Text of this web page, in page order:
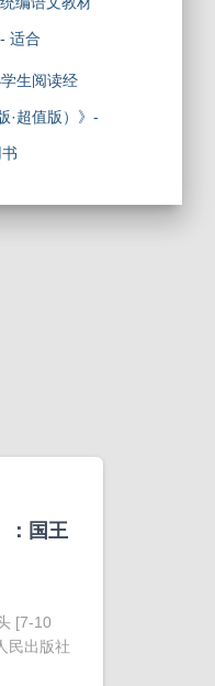
适合
生阅读经
·超值版）》-
：国王
[7-10
民出版社